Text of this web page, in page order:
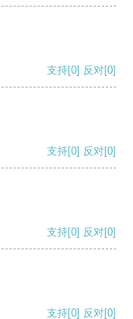
支持[0] 反对[0]
支持[0] 反对[0]
支持[0] 反对[0]
支持[0] 反对[0]